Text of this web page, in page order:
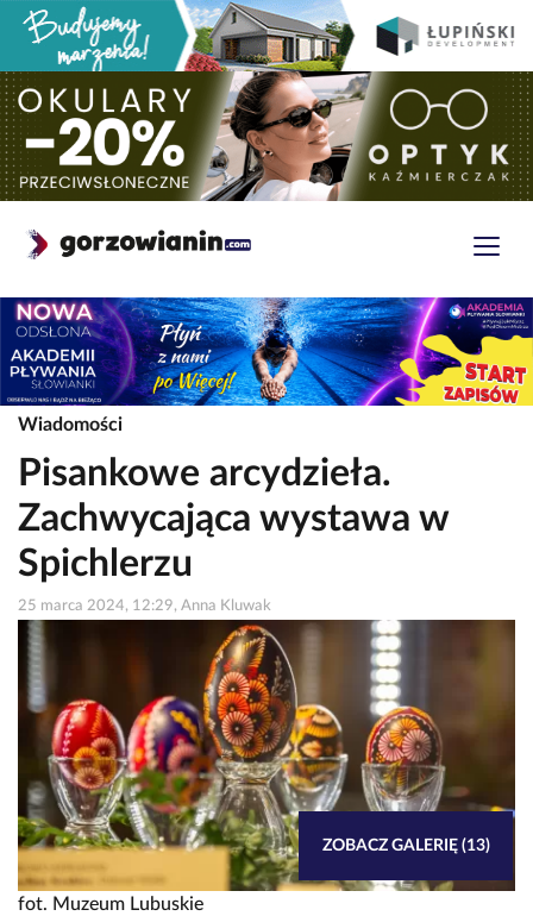
Wiadomości
Pisankowe arcydzieła.
Zachwycająca wystawa w
Spichlerzu
25 marca 2024, 12:29, Anna Kluwak
fot. Muzeum Lubuskie
ZOBACZ GALERIĘ (13)